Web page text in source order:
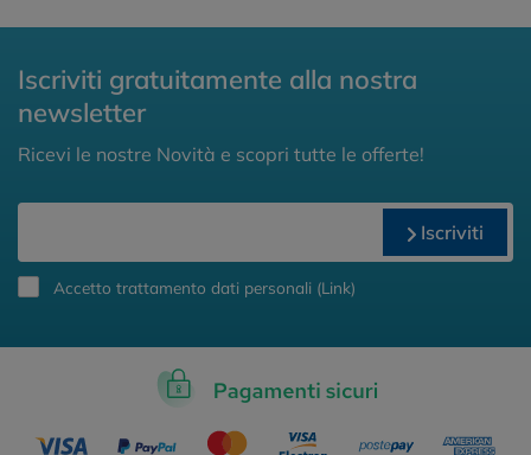
Iscriviti gratuitamente alla nostra
newsletter
Ricevi le nostre Novità e scopri tutte le offerte!
Iscriviti
Accetto trattamento dati personali (Link)